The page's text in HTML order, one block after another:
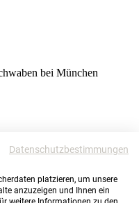
bei München
Datenschutzbestimmungen
platzieren, um unsere
anzuzeigen und Ihnen ein